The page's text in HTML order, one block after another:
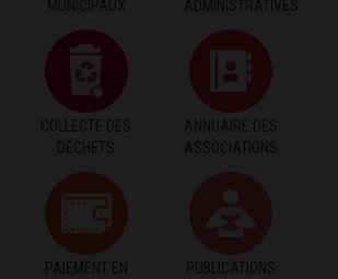
MUNICIPAUX
ADMINISTRATIVES
COLLECTE DES
DÉCHETS
ANNUAIRE DES
ASSOCIATIONS
PAIEMENT EN
PUBLICATIONS